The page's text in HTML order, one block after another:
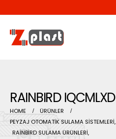
RAINBIRD IQCMLXD
HOME
ÜRÜNLER
PEYZAJ OTOMATİK SULAMA SİSTEMLERİ,
RAİNBİRD SULAMA ÜRÜNLERİ,